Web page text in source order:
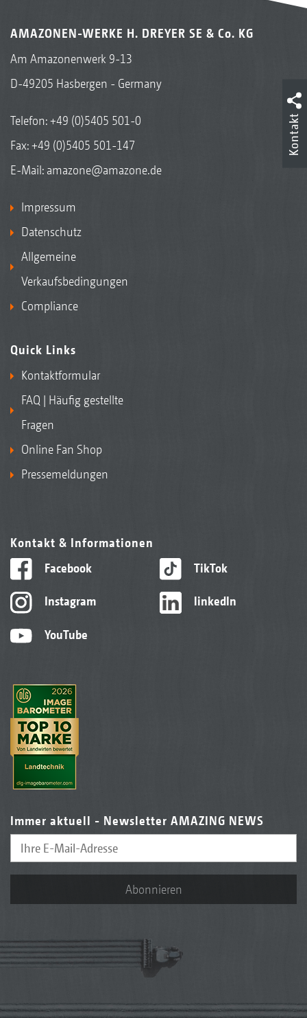
AMAZONEN-WERKE H. DREYER SE & Co. KG
Am Amazonenwerk 9-13
D-49205 Hasbergen - Germany
Telefon:+49 (0)5405 501-0
Fax: +49 (0)5405 501-147
E-Mail: amazone@amazone.de
Impressum
Datenschutz
Allgemeine
Verkaufsbedingungen
Compliance
Quick Links
Kontaktformular
FAQ | Häufig gestellte
Fragen
Online Fan Shop
Pressemeldungen
Kontakt & Informationen
Facebook
Instagram
YouTube
TikTok
linkedIn
Immer aktuell - Newsletter AMAZING NEWS
Abonnieren
Kontakt